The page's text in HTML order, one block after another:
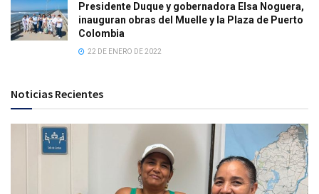
Presidente Duque y gobernadora Elsa Noguera,
inauguran obras del Muelle y la Plaza de Puerto
Colombia
22 DE ENERO DE 2022
Noticias Recientes